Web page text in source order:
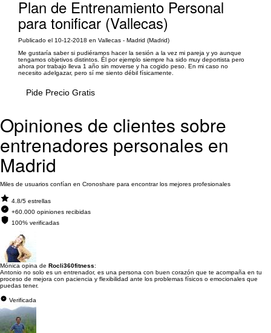
Plan de Entrenamiento Personal
para tonificar (Vallecas)
Publicado el 10-12-2018 en Vallecas - Madrid (Madrid)
Me gustaría saber si pudiéramos hacer la sesión a la vez mi pareja y yo aunque
tengamos objetivos distintos. Él por ejemplo siempre ha sido muy deportista pero
ahora por trabajo lleva 1 año sin moverse y ha cogido peso. En mi caso no
necesito adelgazar, pero sí me siento débil físicamente.
Pide Precio Gratis
Opiniones de clientes sobre
entrenadores personales en
Madrid
Miles de usuarios confían en Cronoshare para encontrar los mejores profesionales
4.8/5 estrellas
+60.000 opiniones recibidas
100% verificadas
Mónica opina de Rocli360fitness:
Antonio no solo es un entrenador, es una persona con buen corazón que te acompaña en tu
proceso de mejora con paciencia y flexibilidad ante los problemas físicos o emocionales que
puedas tener.
Verificada